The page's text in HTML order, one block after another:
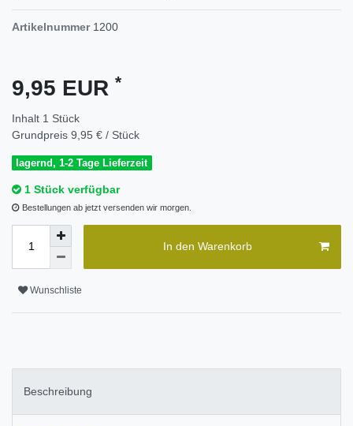
Artikelnummer 1200
9,95 EUR *
Inhalt 1 Stück
Grundpreis 9,95 € / Stück
lagernd, 1-2 Tage Lieferzeit
1 Stück verfügbar
Bestellungen ab jetzt versenden wir morgen.
In den Warenkorb
Wunschliste
Beschreibung